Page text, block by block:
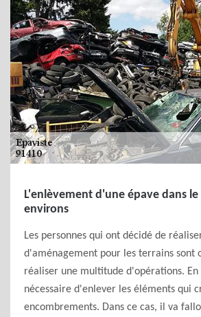
L'enlèvement d'une épave dans le
environs
Les personnes qui ont décidé de
d'aménagement pour les terrains sont
réaliser une multitude d'opérations.
nécessaire d'enlever les éléments qui
encombrements. Dans ce cas, il va